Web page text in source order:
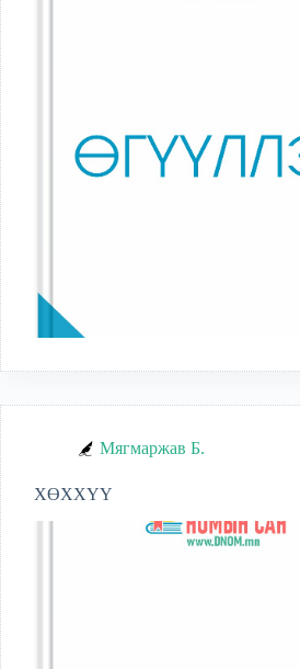
Мягмаржав Б.
ХӨХХҮҮ